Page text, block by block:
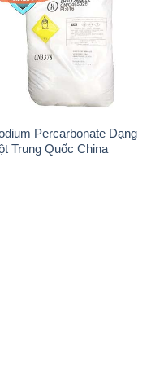
Percarbonate Dạng
Trung Quốc China